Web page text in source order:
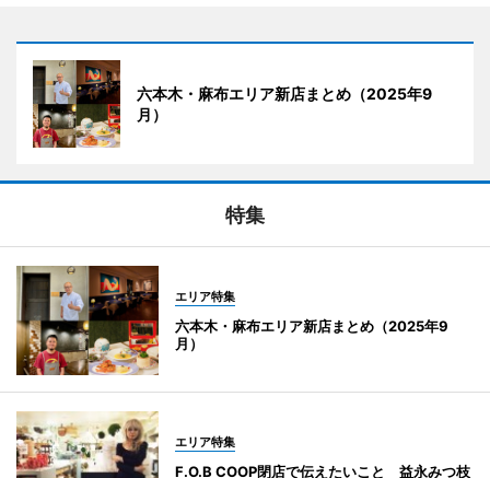
六本木・麻布エリア新店まとめ（2025年9
月）
特集
エリア特集
六本木・麻布エリア新店まとめ（2025年9
月）
エリア特集
F.O.B COOP閉店で伝えたいこと 益永みつ枝